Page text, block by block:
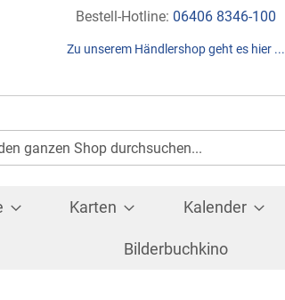
Direkt
Inhalt
Bestell-Hotline: 06406 8346-100
Zu unserem Händlershop geht es hier ...
Suche
Karten Kalender
Bilderbuchkino